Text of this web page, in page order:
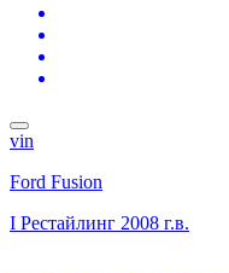
vin
Ford Fusion
I Рестайлинг 2008 г.в.